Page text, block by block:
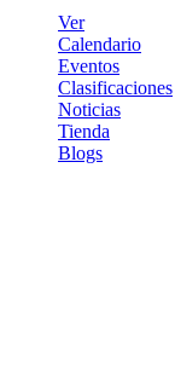
Ver
Calendario
Eventos
Clasificaciones
Noticias
Tienda
Blogs